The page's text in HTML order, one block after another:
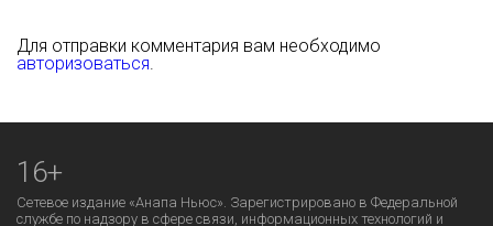
Для отправки комментария вам необходимо
авторизоваться.
16+
Сетевое издание «Анапа Ньюс». Зарегистрировано в Федеральной
службе по надзору в сфере связи, информационных технологий и